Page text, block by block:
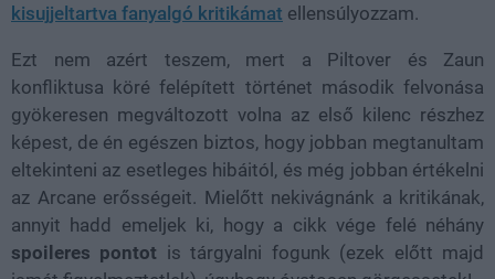
kisujjeltartva fanyalgó kritikámat ellensúlyozzam.
Ezt nem azért teszem, mert a Piltover és Zaun
konfliktusa köré felépített történet második felvonása
gyökeresen megváltozott volna az első kilenc részhez
képest, de én egészen biztos, hogy jobban megtanultam
eltekinteni az esetleges hibáitól, és még jobban értékelni
az Arcane erősségeit. Mielőtt nekivágnánk a kritikának,
annyit hadd emeljek ki, hogy a cikk vége felé néhány
spoileres pontot is tárgyalni fogunk (ezek előtt majd